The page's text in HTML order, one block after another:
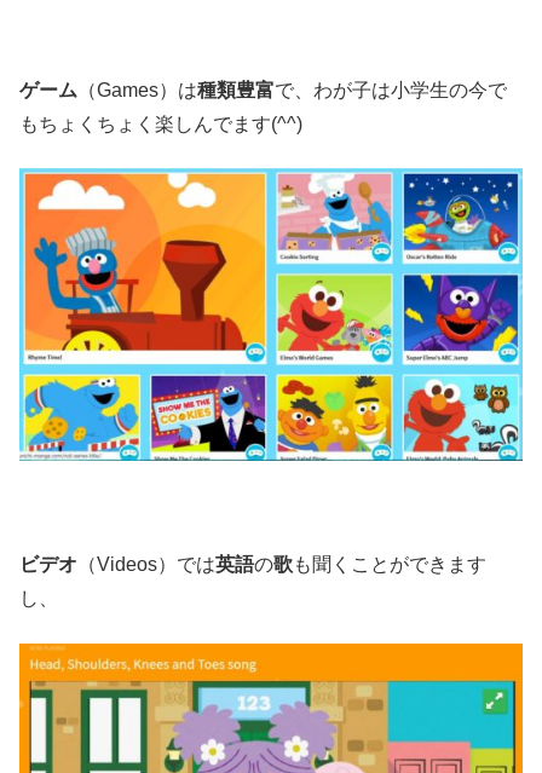
ゲーム （Games）は種類豊富で、わが子は小学生の今で
もちょくちょく楽しんでます(^^)
ビデオ （Videos）では英語の歌も聞くことができます
し、